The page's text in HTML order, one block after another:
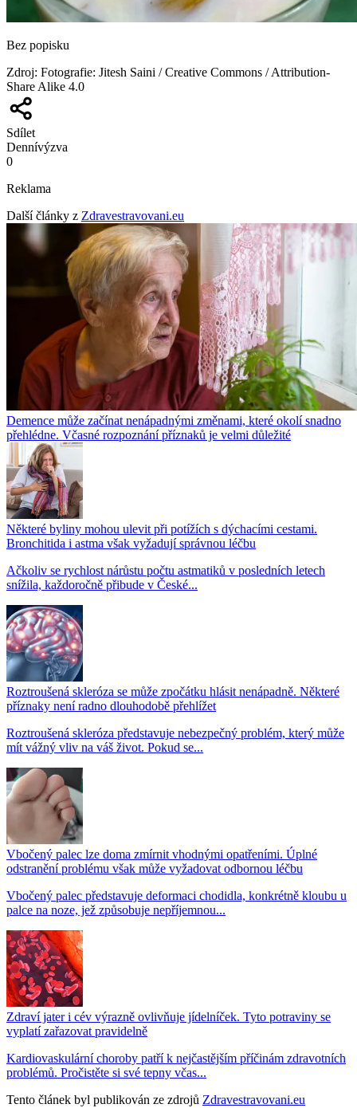
Bez popisku
Zdroj: Fotografie: Jitesh Saini / Creative Commons / Attribution-
Share Alike 4.0
Sdílet
Dennívýzva
0
Reklama
Další články z Zdravestravovani.eu
Demence může začínat nenápadnými změnami, které okolí snadno
přehlédne. Včasné rozpoznání příznaků je velmi důležité
Některé byliny mohou ulevit při potížích s dýchacími cestami.
Bronchitida i astma však vyžadují správnou léčbu
Ačkoliv se rychlost nárůstu počtu astmatiků v posledních letech
snížila, každoročně přibude v České...
Roztroušená skleróza se může zpočátku hlásit nenápadně. Některé
příznaky není radno dlouhodobě přehlížet
Roztroušená skleróza představuje nebezpečný problém, který může
mít vážný vliv na váš život. Pokud se...
Vbočený palec lze doma zmírnit vhodnými opatřeními. Úplné
odstranění problému však může vyžadovat odbornou léčbu
Vbočený palec představuje deformaci chodidla, konkrétně kloubu u
palce na noze, jež způsobuje nepříjemnou...
Zdraví jater i cév výrazně ovlivňuje jídelníček. Tyto potraviny se
vyplatí zařazovat pravidelně
Kardiovaskulární choroby patří k nejčastějším příčinám zdravotních
problémů. Pročistěte si své tepny včas...
Tento článek byl publikován ze zdrojů Zdravestravovani.eu